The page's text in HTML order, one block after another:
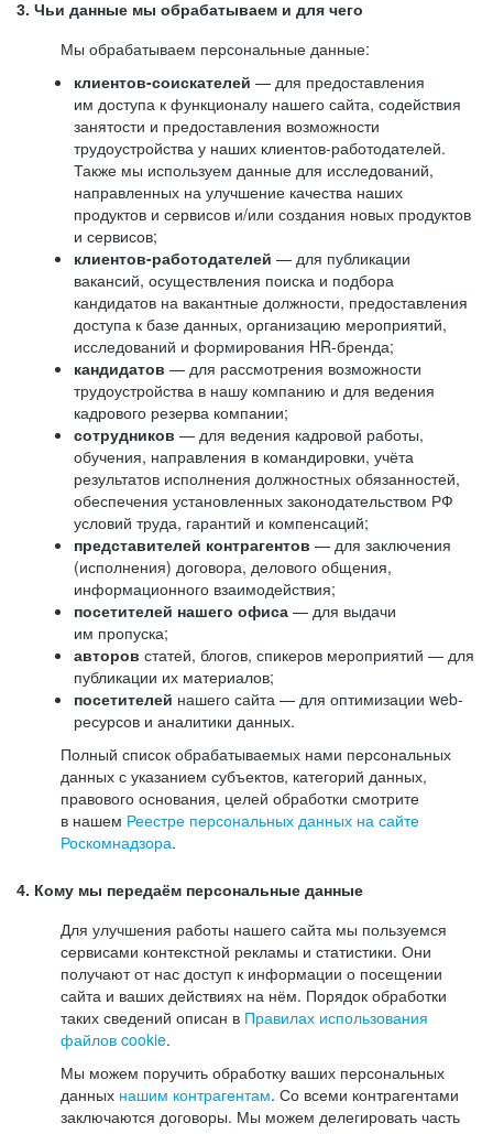
3. Чьи данные мы обрабатываем и для чего
Мы обрабатываем персональные данные:
клиентов-соискателей — для предоставления
им доступа к функционалу нашего сайта, содействия
занятости и предоставления возможности
трудоустройства у наших клиентов-работодателей.
Также мы используем данные для исследований,
направленных на улучшение качества наших
продуктов и сервисов и/или создания новых продуктов
и сервисов;
клиентов-работодателей — для публикации
вакансий, осуществления поиска и подбора
кандидатов на вакантные должности, предоставления
доступа к базе данных, организацию мероприятий,
исследований и формирования HR-бренда;
кандидатов — для рассмотрения возможности
трудоустройства в нашу компанию и для ведения
кадрового резерва компании;
сотрудников — для ведения кадровой работы,
обучения, направления в командировки, учёта
результатов исполнения должностных обязанностей,
обеспечения установленных законодательством РФ
условий труда, гарантий и компенсаций;
представителей контрагентов — для заключения
(исполнения) договора, делового общения,
информационного взаимодействия;
посетителей нашего офиса — для выдачи
им пропуска;
авторов статей, блогов, спикеров мероприятий — для
публикации их материалов;
посетителей нашего сайта — для оптимизации web-
ресурсов и аналитики данных.
Полный список обрабатываемых нами персональных
данных с указанием субъектов, категорий данных,
правового основания, целей обработки смотрите
в нашем Реестре персональных данных на сайте
Роскомнадзора.
4. Кому мы передаём персональные данные
Для улучшения работы нашего сайта мы пользуемся
сервисами контекстной рекламы и статистики. Они
получают от нас доступ к информации о посещении
сайта и ваших действиях на нём. Порядок обработки
таких сведений описан в Правилах использования
файлов cookie.
Мы можем поручить обработку ваших персональных
данных нашим контрагентам. Со всеми контрагентами
заключаются договоры. Мы можем делегировать часть